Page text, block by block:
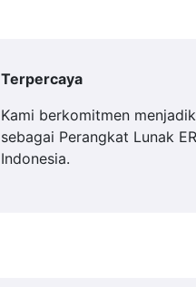
Terpercaya
Kami berkomitmen
sebagai Perangkat Lunak
Indonesia.